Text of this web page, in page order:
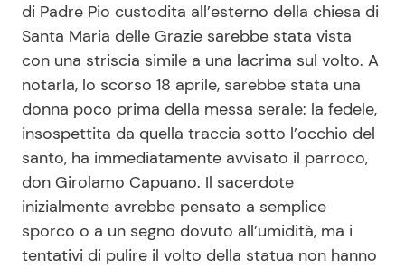
Salute
Viaggi e Turismo
Festività
Ricette Facili e Veloci
Ricette Feste
Ricette per Bambini
Seguici
di Padre Pio custodita all’esterno della chiesa di
Santa Maria delle Grazie sarebbe stata vista
con una striscia simile a una lacrima sul volto. A
notarla, lo scorso 18 aprile, sarebbe stata una
donna poco prima della messa serale: la fedele,
insospettita da quella traccia sotto l’occhio del
santo, ha immediatamente avvisato il parroco,
don Girolamo Capuano. Il sacerdote
inizialmente avrebbe pensato a semplice
sporco o a un segno dovuto all’umidità, ma i
tentativi di pulire il volto della statua non hanno